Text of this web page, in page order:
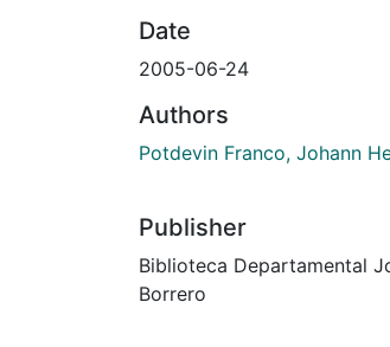
Date
2005-06-24
Authors
Potdevin Franco, Johann
Publisher
Biblioteca Departamental
Borrero